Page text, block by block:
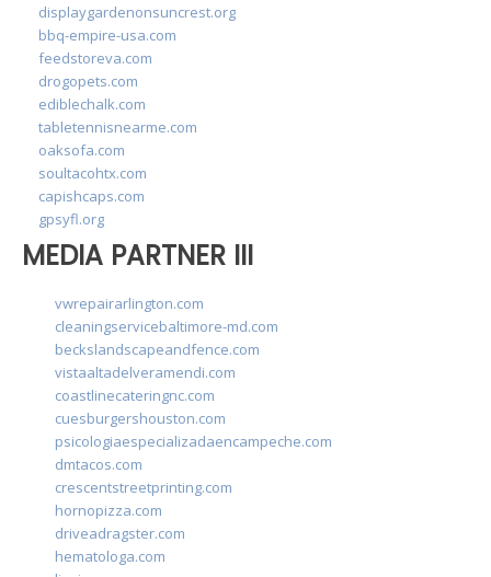
displaygardenonsuncrest.org
bbq-empire-usa.com
feedstoreva.com
drogopets.com
ediblechalk.com
tabletennisnearme.com
oaksofa.com
soultacohtx.com
capishcaps.com
gpsyfl.org
MEDIA PARTNER III
vwrepairarlington.com
cleaningservicebaltimore-md.com
beckslandscapeandfence.com
vistaaltadelveramendi.com
coastlinecateringnc.com
cuesburgershouston.com
psicologiaespecializadaencampeche.com
dmtacos.com
crescentstreetprinting.com
hornopizza.com
driveadragster.com
hematologa.com